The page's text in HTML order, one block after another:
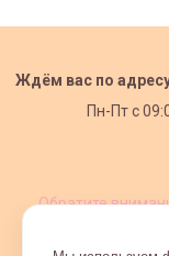
Ждём вас по
Пн-Пт с
Обратите